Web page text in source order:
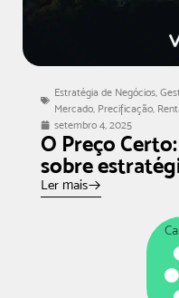
Estratégia de Negócios,
Mercado, Precificação,
setembro 4, 2025
O Preço
sobre
Ler mais